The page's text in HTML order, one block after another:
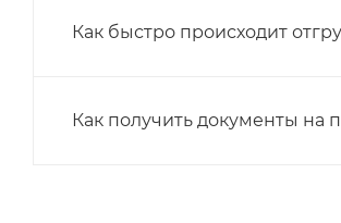
Как быстро происходит
Как получить документы на